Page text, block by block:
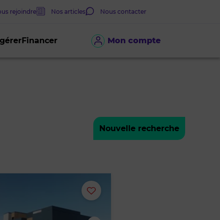
Mon compte
Financer
rejoindre Nos articles Nous contacter
Nouvelle recherche
Ajouter
ou